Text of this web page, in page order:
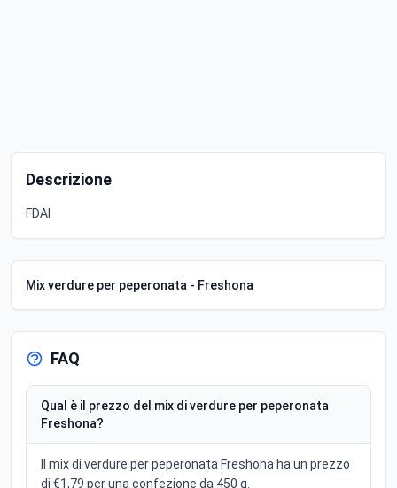
Descrizione
FDAI
Mix verdure per peperonata - Freshona
FAQ
Qual è il prezzo del mix di verdure per peperonata
Freshona?
Il mix di verdure per peperonata Freshona ha un prezzo
di €1,79 per una confezione da 450 g.